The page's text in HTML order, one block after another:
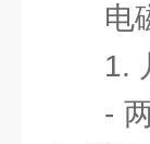
电
1.
-